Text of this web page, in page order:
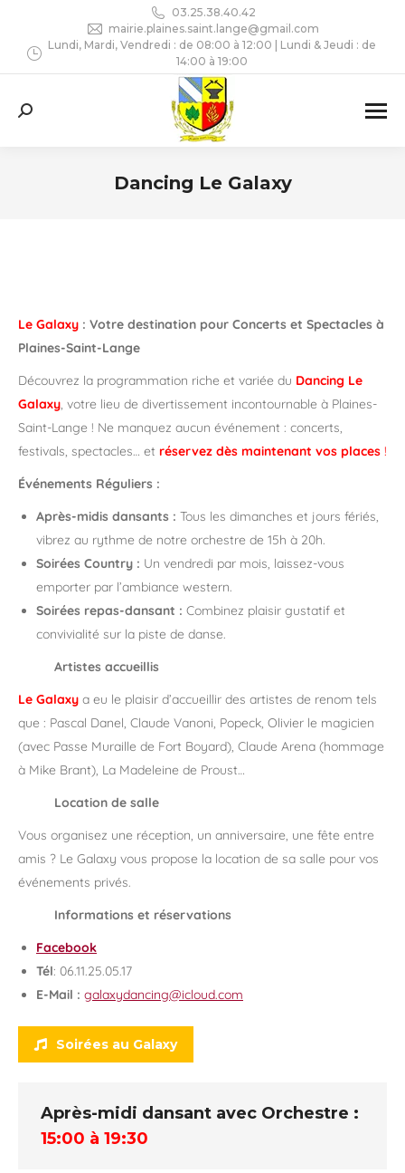
03.25.38.40.42
mairie.plaines.saint.lange@gmail.com
Lundi, Mardi, Vendredi : de 08:00 à 12:00 | Lundi & Jeudi : de
14:00 à 19:00
Recherche
Dancing Le Galaxy
Le Galaxy : Votre destination pour Concerts et Spectacles à
Plaines-Saint-Lange
Découvrez la programmation riche et variée du Dancing Le
Galaxy, votre lieu de divertissement incontournable à Plaines-
Saint-Lange ! Ne manquez aucun événement : concerts,
festivals, spectacles… et réservez dès maintenant vos places !
Événements Réguliers :
Après-midis dansants : Tous les dimanches et jours fériés,
vibrez au rythme de notre orchestre de 15h à 20h.
Soirées Country : Un vendredi par mois, laissez-vous
emporter par l’ambiance western.
Soirées repas-dansant : Combinez plaisir gustatif et
convivialité sur la piste de danse.
Artistes accueillis
Le Galaxy a eu le plaisir d’accueillir des artistes de renom tels
que : Pascal Danel, Claude Vanoni, Popeck, Olivier le magicien
(avec Passe Muraille de Fort Boyard), Claude Arena (hommage
à Mike Brant), La Madeleine de Proust…
Location de salle
Vous organisez une réception, un anniversaire, une fête entre
amis ? Le Galaxy vous propose la location de sa salle pour vos
événements privés.
Informations et réservations
Facebook
Tél: 06.11.25.05.17
E-Mail : galaxydancing@icloud.com
Soirées au Galaxy
Après-midi dansant avec Orchestre :
15:00 à 19:30